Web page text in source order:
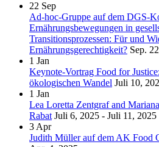
22 Sep
Ad-hoc-Gruppe auf dem DGS-
Ernährungsbewegungen in
Transitionsprozessen: Für und
Ernährungsgerechtigkeit? Sep.
1 Jan
Keynote-Vortrag Food for
ökologischen Wandel Juli 10,
1 Jan
Lea Loretta Zentgraf and
Rabat Juli 6, 2025 - Juli 11, 2025
3 Apr
Judith Müller auf dem AK Food